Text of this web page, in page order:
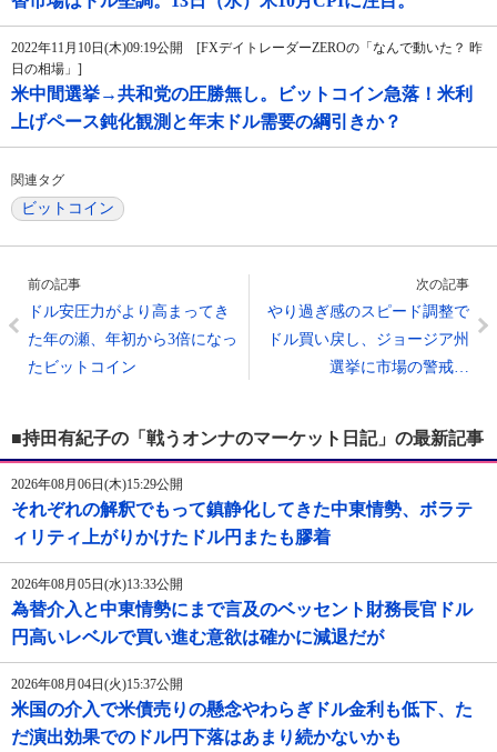
2022年11月10日(木)09:19公開 [FXデイトレーダーZEROの「なんで動いた？ 昨
日の相場」]
米中間選挙→共和党の圧勝無し。ビットコイン急落！米利
上げペース鈍化観測と年末ドル需要の綱引きか？
関連タグ
ビットコイン
前の記事
ドル安圧力がより高まってき
た年の瀬、年初から3倍になっ
たビットコイン
次の記事
やり過ぎ感のスピード調整で
ドル買い戻し、ジョージア州
選挙に市場の警戒…
■持田有紀子の「戦うオンナのマーケット日記」の最新記事
2026年08月06日(木)15:29公開
それぞれの解釈でもって鎮静化してきた中東情勢、ボラテ
ィリティ上がりかけたドル円またも膠着
2026年08月05日(水)13:33公開
為替介入と中東情勢にまで言及のベッセント財務長官ドル
円高いレベルで買い進む意欲は確かに減退だが
2026年08月04日(火)15:37公開
米国の介入で米債売りの懸念やわらぎドル金利も低下、た
だ演出効果でのドル円下落はあまり続かないかも